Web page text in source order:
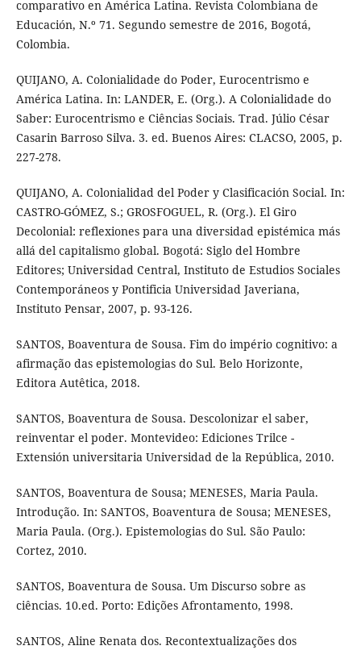
comparativo en América Latina. Revista Colombiana de
Educación, N.º 71. Segundo semestre de 2016, Bogotá,
Colombia.
QUIJANO, A. Colonialidade do Poder, Eurocentrismo e
América Latina. In: LANDER, E. (Org.). A Colonialidade do
Saber: Eurocentrismo e Ciências Sociais. Trad. Júlio César
Casarin Barroso Silva. 3. ed. Buenos Aires: CLACSO, 2005, p.
227-278.
QUIJANO, A. Colonialidad del Poder y Clasificación Social. In:
CASTRO-GÓMEZ, S.; GROSFOGUEL, R. (Org.). El Giro
Decolonial: reflexiones para una diversidad epistémica más
allá del capitalismo global. Bogotá: Siglo del Hombre
Editores; Universidad Central, Instituto de Estudios Sociales
Contemporáneos y Pontificia Universidad Javeriana,
Instituto Pensar, 2007, p. 93-126.
SANTOS, Boaventura de Sousa. Fim do império cognitivo: a
afirmação das epistemologias do Sul. Belo Horizonte,
Editora Autêtica, 2018.
SANTOS, Boaventura de Sousa. Descolonizar el saber,
reinventar el poder. Montevideo: Ediciones Trilce -
Extensión universitaria Universidad de la República, 2010.
SANTOS, Boaventura de Sousa; MENESES, Maria Paula.
Introdução. In: SANTOS, Boaventura de Sousa; MENESES,
Maria Paula. (Org.). Epistemologias do Sul. São Paulo:
Cortez, 2010.
SANTOS, Boaventura de Sousa. Um Discurso sobre as
ciências. 10.ed. Porto: Edições Afrontamento, 1998.
SANTOS, Aline Renata dos. Recontextualizações dos